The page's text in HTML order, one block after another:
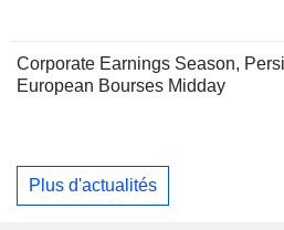
Corporate Earnings Season,
European Bourses Midday
Plus d'actualités